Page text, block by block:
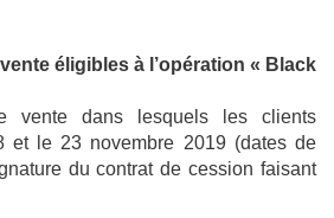
éligibles à l’opération « Black
vente dans lesquels les clients
et le 23 novembre 2019 (dates de
du contrat de cession faisant